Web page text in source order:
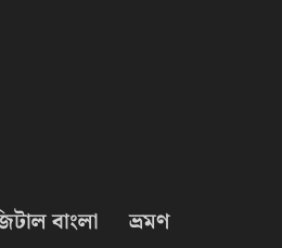
বাংলা
ভ্রমণ